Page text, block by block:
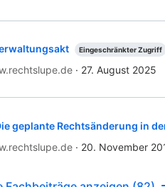
Eingeschränkter Zugriff
· 27. August 2025
geplante Rechtsänderung in
· 20. November